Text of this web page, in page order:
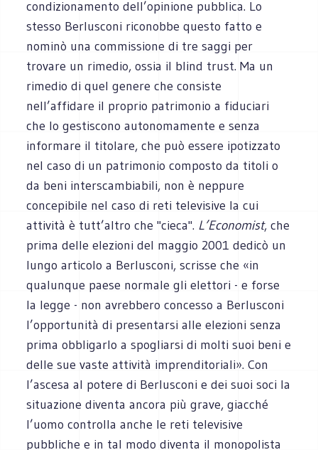
condizionamento dell’opinione pubblica. Lo
stesso Berlusconi riconobbe questo fatto e
nominò una commissione di tre saggi per
trovare un rimedio, ossia il blind trust. Ma un
rimedio di quel genere che consiste
nell’affidare il proprio patrimonio a fiduciari
che lo gestiscono autonomamente e senza
informare il titolare, che può essere ipotizzato
nel caso di un patrimonio composto da titoli o
da beni interscambiabili, non è neppure
concepibile nel caso di reti televisive la cui
attività è tutt’altro che "cieca". L’Economist, che
prima delle elezioni del maggio 2001 dedicò un
lungo articolo a Berlusconi, scrisse che «in
qualunque paese normale gli elettori - e forse
la legge - non avrebbero concesso a Berlusconi
l’opportunità di presentarsi alle elezioni senza
prima obbligarlo a spogliarsi di molti suoi beni e
delle sue vaste attività imprenditoriali». Con
l’ascesa al potere di Berlusconi e dei suoi soci la
situazione diventa ancora più grave, giacché
l’uomo controlla anche le reti televisive
pubbliche e in tal modo diventa il monopolista